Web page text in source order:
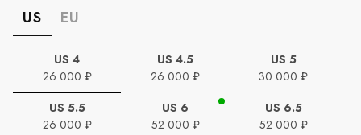
US EU
US 4
26 000 ₽
US 4.5
26 000 ₽
US 5
30 000 ₽
US 5.5
26 000 ₽
US 6
52 000 ₽
US 6.5
52 000 ₽